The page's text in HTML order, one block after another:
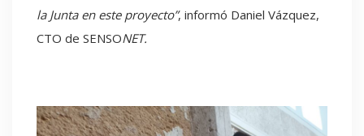
la Junta en este proyecto”, informó Daniel Vázquez,
CTO de SENSONET.